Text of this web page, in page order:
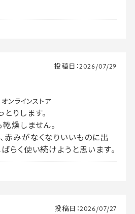
投稿日：2026/07/29
ンラインストア
りします。
燥しません。
赤みがなくなりいいものに出
らく使い続けようと思います。
投稿日：2026/07/27